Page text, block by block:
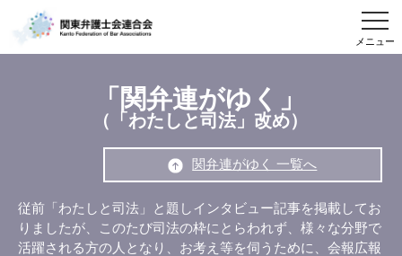
メニュー
「関弁連がゆく」
（「わたしと司法」改め）
関弁連がゆく 一覧へ
従前「わたしと司法」と題しインタビュー記事を掲載してお
りましたが、このたび司法の枠にとらわれず、様々な分野で
活躍される方の人となり、お考え等を伺うために、会報広報